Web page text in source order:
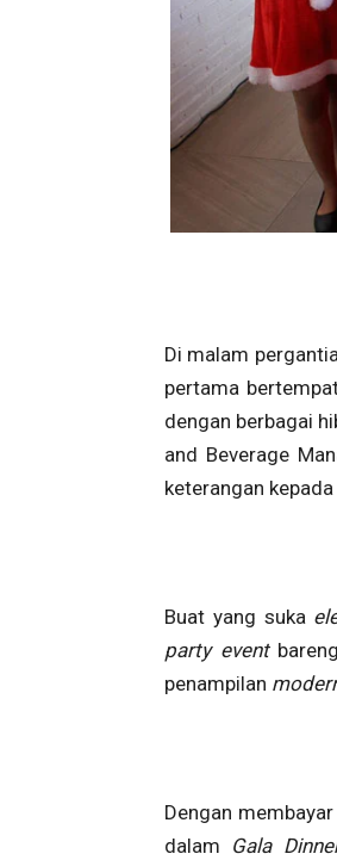
Di malam
pertama
dengan berbagai
and Beverage
keterangan
Buat yang suka
party event bareng
penampilan
Dengan
dalam Gala